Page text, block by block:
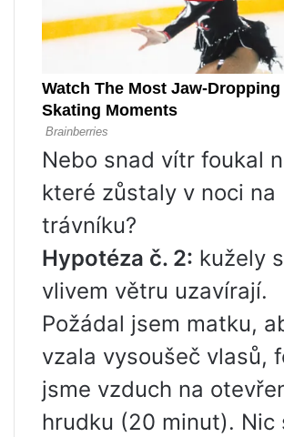
Nebo snad vítr foukal
které zůstaly v noci na
trávníku?
Hypotéza č. 2: kužely
vlivem větru uzavírají.
Požádal jsem matku,
vzala vysoušeč vlasů,
jsme vzduch na
hrudku (20 minut). Nic